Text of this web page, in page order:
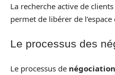
La recherche active de
permet de libérer de
Le processus des
Le processus de